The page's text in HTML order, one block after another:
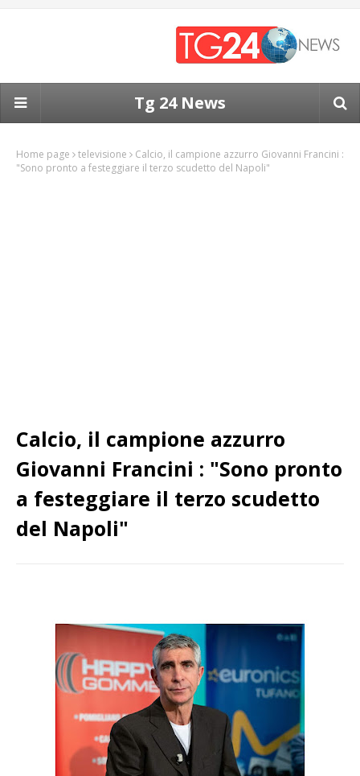
Tg 24 News
Home page televisione
Calcio, il campione azzurro Giovanni Francini :
"Sono pronto a festeggiare il terzo scudetto del Napoli"
Calcio, il campione azzurro
Giovanni Francini : "Sono pronto
a festeggiare il terzo scudetto
del Napoli"